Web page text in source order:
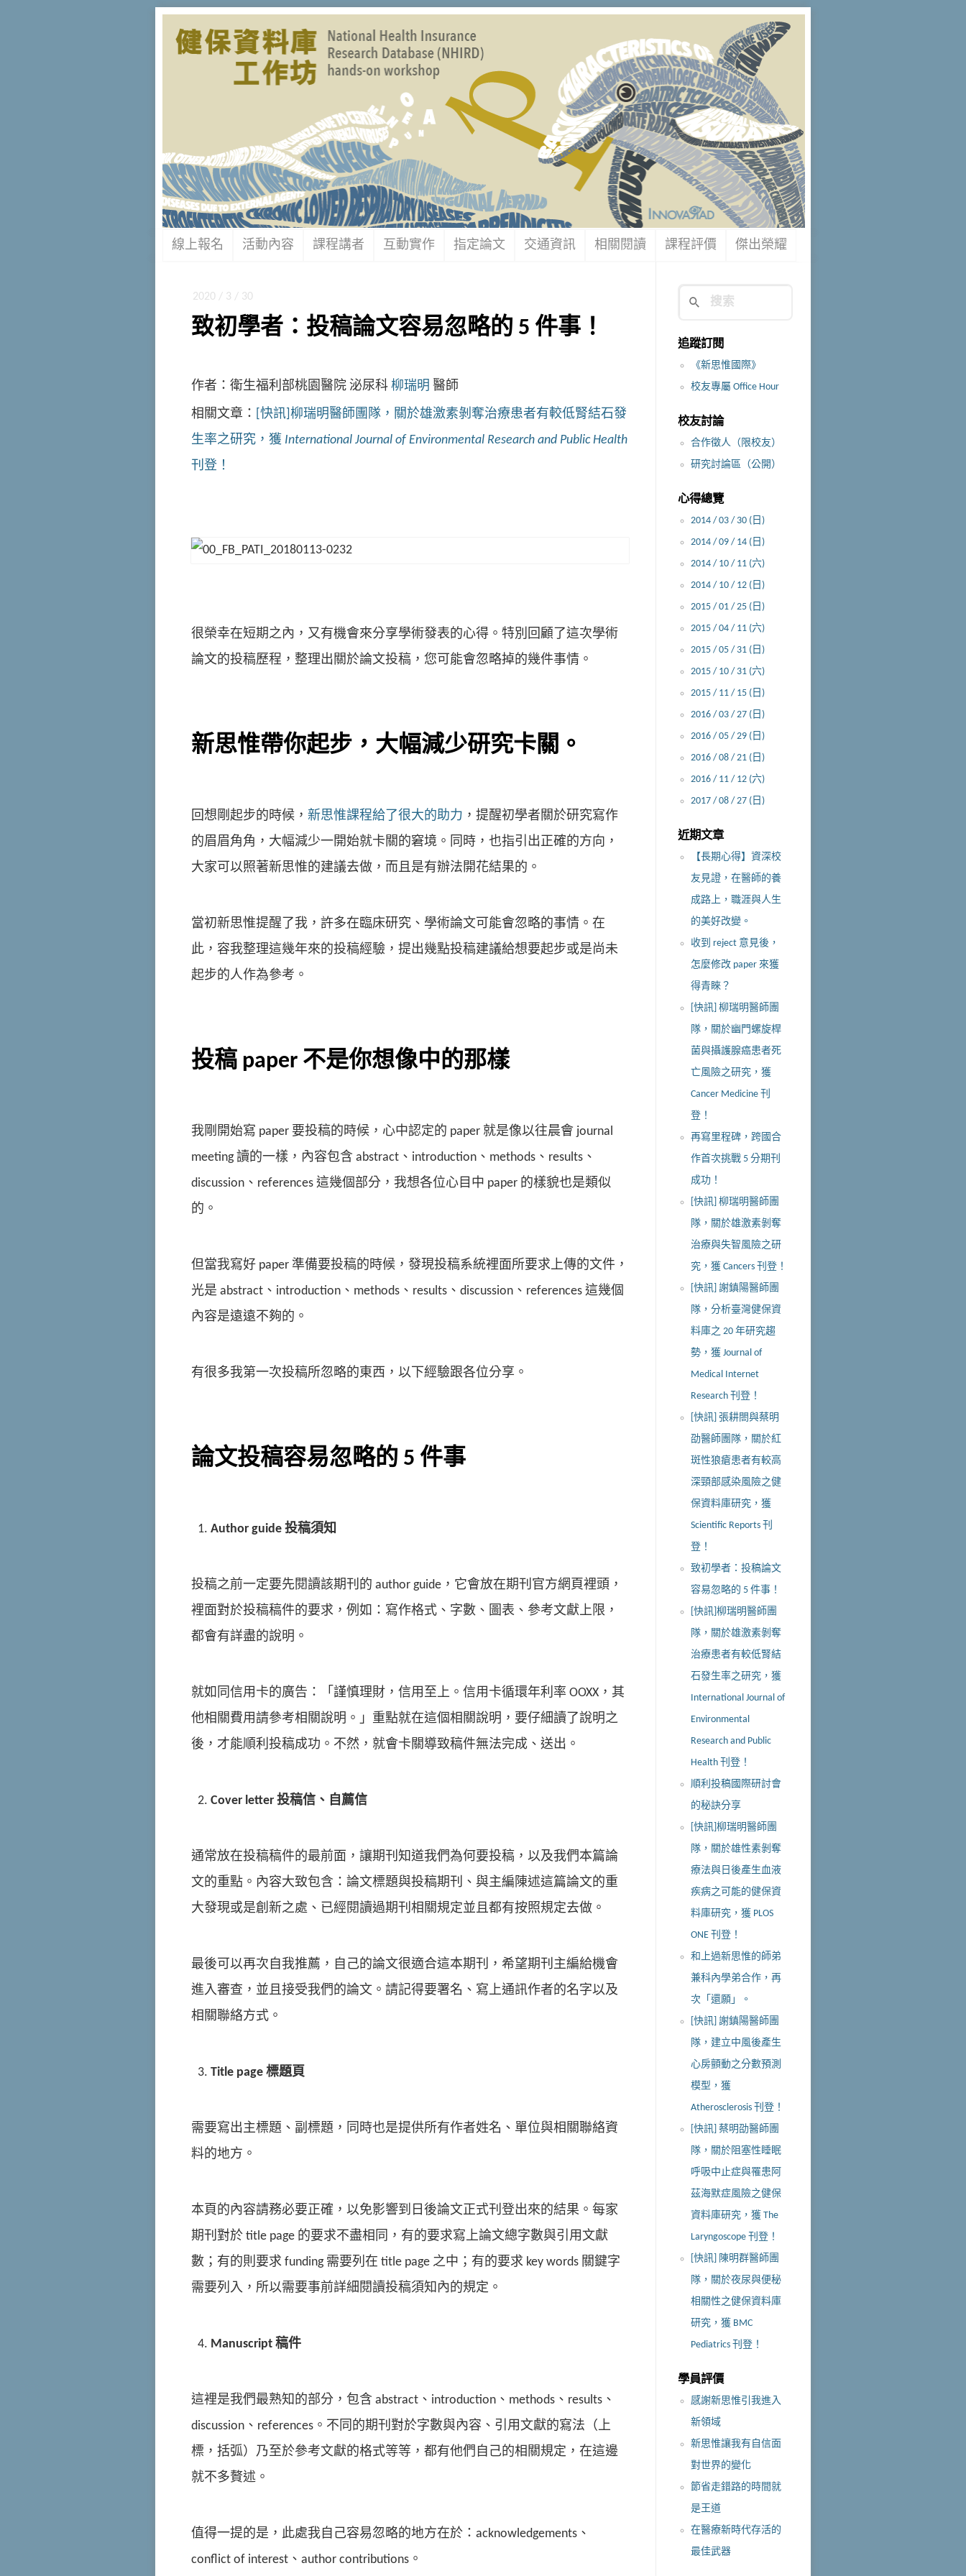
線上報名 活動內容 課程講者 互動實作 指定論文 交通資訊 相關閱讀 課程評價 傑出榮耀
2020 / 3 / 30
致初學者：投稿論文容易忽略的 5 件事！
作者：衛生福利部桃園醫院 泌尿科 柳瑞明 醫師
相關文章：
[快訊]柳瑞明醫師團隊，關於雄激素剝奪治療患者有較低腎結石發
生率之研究，獲 International Journal of Environmental Research and Public Health
刊登！
很榮幸在短期之內，又有機會來分享學術發表的心得。特別回顧了這次學術
論文的投稿歷程，整理出關於論文投稿，您可能會忽略掉的幾件事情。
新思惟帶你起步，大幅減少研究卡關。
回想剛起步的時候， 新思惟課程給了很大的助力 ，提醒初學者關於研究寫作
的眉眉角角，大幅減少一開始就卡關的窘境。同時，也指引出正確的方向，
大家可以照著新思惟的建議去做，而且是有辦法開花結果的。
當初新思惟提醒了我，許多在臨床研究、學術論文可能會忽略的事情。在
此，容我整理這幾年來的投稿經驗，提出幾點投稿建議給想要起步或是尚未
起步的人作為參考。
投稿 paper 不是你想像中的那樣
我剛開始寫 paper 要投稿的時候，心中認定的 paper 就是像以往晨會 journal
meeting 讀的一樣，內容包含 abstract、introduction、methods、results、
discussion、references 這幾個部分，我想各位心目中 paper 的樣貌也是類似
的。
但當我寫好 paper 準備要投稿的時候，發現投稿系統裡面所要求上傳的文件，
光是 abstract、introduction、methods、results、discussion、references 這幾個
內容是遠遠不夠的。
有很多我第一次投稿所忽略的東西，以下經驗跟各位分享。
論文投稿容易忽略的 5 件事
Author guide 投稿須知
投稿之前一定要先閱讀該期刊的 author guide，它會放在期刊官方網頁裡頭，
裡面對於投稿稿件的要求，例如：寫作格式、字數、圖表、參考文獻上限，
都會有詳盡的說明。
就如同信用卡的廣告：「謹慎理財，信用至上。信用卡循環年利率 OOXX，其
他相關費用請參考相關說明。」重點就在這個相關說明，要仔細讀了說明之
後，才能順利投稿成功。不然，就會卡關導致稿件無法完成、送出。
Cover letter 投稿信、自薦信
通常放在投稿稿件的最前面，讓期刊知道我們為何要投稿，以及我們本篇論
文的重點。內容大致包含：論文標題與投稿期刊、與主編陳述這篇論文的重
大發現或是創新之處、已經閱讀過期刊相關規定並且都有按照規定去做。
最後可以再次自我推薦，自己的論文很適合這本期刊，希望期刊主編給機會
進入審查，並且接受我們的論文。請記得要署名、寫上通訊作者的名字以及
相關聯絡方式。
Title page 標題頁
需要寫出主標題、副標題，同時也是提供所有作者姓名、單位與相關聯絡資
料的地方。
本頁的內容請務必要正確，以免影響到日後論文正式刊登出來的結果。每家
期刊對於 title page 的要求不盡相同，有的要求寫上論文總字數與引用文獻
數；有的則要求 funding 需要列在 title page 之中；有的要求 key words 關鍵字
需要列入，所以需要事前詳細閱讀投稿須知內的規定。
Manuscript 稿件
這裡是我們最熟知的部分，包含 abstract、introduction、methods、results、
discussion、references。不同的期刊對於字數與內容、引用文獻的寫法（上
標，括弧）乃至於參考文獻的格式等等，都有他們自己的相關規定，在這邊
就不多贅述。
值得一提的是，此處我自己容易忽略的地方在於：acknowledgements、
conflict of interest、author contributions。
追蹤訂閱
《新思惟國際》
校友專屬 Office Hour
校友討論
合作徵人（限校友）
研究討論區（公開）
心得總覽
2014 / 03 / 30 (日)
2014 / 09 / 14 (日)
2014 / 10 / 11 (六)
2014 / 10 / 12 (日)
2015 / 01 / 25 (日)
2015 / 04 / 11 (六)
2015 / 05 / 31 (日)
2015 / 10 / 31 (六)
2015 / 11 / 15 (日)
2016 / 03 / 27 (日)
2016 / 05 / 29 (日)
2016 / 08 / 21 (日)
2016 / 11 / 12 (六)
2017 / 08 / 27 (日)
近期文章
【長期心得】資深校
友見證，在醫師的養
成路上，職涯與人生
的美好改變。
收到 reject 意見後，
怎麼修改 paper 來獲
得青睞？
[快訊] 柳瑞明醫師團
隊，關於幽門螺旋桿
菌與攝護腺癌患者死
亡風險之研究，獲
Cancer Medicine 刊
登！
再寫里程碑，跨國合
作首次挑戰 5 分期刊
成功！
[快訊] 柳瑞明醫師團
隊，關於雄激素剝奪
治療與失智風險之研
究，獲 Cancers 刊登！
[快訊] 謝鎮陽醫師團
隊，分析臺灣健保資
料庫之 20 年研究趨
勢，獲 Journal of
Medical Internet
Research 刊登！
[快訊] 張耕閤與蔡明
劭醫師團隊，關於紅
斑性狼瘡患者有較高
深頸部感染風險之健
保資料庫研究，獲
Scientific Reports 刊
登！
致初學者：投稿論文
容易忽略的 5 件事！
[快訊]柳瑞明醫師團
隊，關於雄激素剝奪
治療患者有較低腎結
石發生率之研究，獲
International Journal of
Environmental
Research and Public
Health 刊登！
順利投稿國際研討會
的秘訣分享
[快訊]柳瑞明醫師團
隊，關於雄性素剝奪
療法與日後產生血液
疾病之可能的健保資
料庫研究，獲 PLOS
ONE 刊登！
和上過新思惟的師弟
兼科內學弟合作，再
次「還願」。
[快訊] 謝鎮陽醫師團
隊，建立中風後產生
心房顫動之分數預測
模型，獲
Atherosclerosis 刊登！
[快訊] 蔡明劭醫師團
隊，關於阻塞性睡眠
呼吸中止症與罹患阿
茲海默症風險之健保
資料庫研究，獲 The
Laryngoscope 刊登！
[快訊] 陳明群醫師團
隊，關於夜尿與便秘
相關性之健保資料庫
研究，獲 BMC
Pediatrics 刊登！
學員評價
感謝新思惟引我進入
新領域
新思惟讓我有自信面
對世界的變化
節省走錯路的時間就
是王道
在醫療新時代存活的
最佳武器